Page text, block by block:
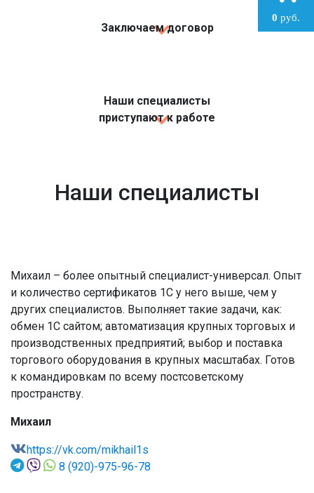
Заключаем договор
Наши специалисты
приступают к работе
Наши специалисты
Михаил – более опытный специалист-универсал. Опыт
и количество сертификатов 1С у него выше, чем у
других специалистов. Выполняет такие задачи, как:
обмен 1С сайтом; автоматизация крупных торговых и
производственных предприятий; выбор и поставка
торгового оборудования в крупных масштабах. Готов
к командировкам по всему постсоветскому
пространству.
Михаил
https://vk.com/mikhail1s
8 (920)-975-96-78
0 руб.